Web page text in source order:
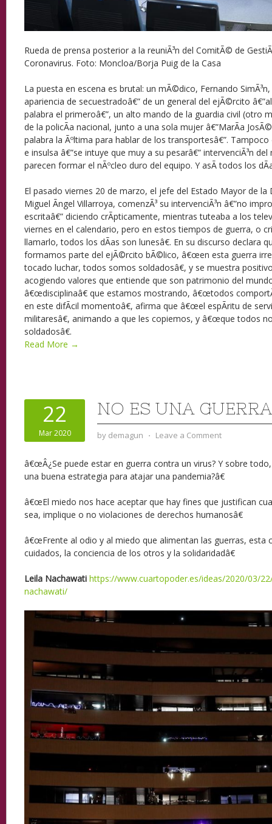
Rueda de prensa posterior a la reuniÃ³n del ComitÃ© de
Coronavirus. Foto: Moncloa/Borja Puig de la Casa
La puesta en escena es brutal: un mÃ©dico, Fernando
apariencia de secuestradoâ€” de un general del ejÃ©rcito
palabra el primeroâ€”, un alto mando de la guardia civil (otro
de la policÃ­a nacional, junto a una sola mujer â€”MarÃ­a
palabra la Ãºltima para hablar de los transportesâ€”.
e insulsa â€”se intuye que muy a su pesarâ€” intervenciÃ³n
parecen formar el nÃºcleo duro del equipo. Y asÃ­ todos los
El pasado viernes 20 de marzo, el jefe del Estado Mayor de la
Miguel Ãngel Villarroya, comenzÃ³ su intervenciÃ³n â€”no
escritaâ€” diciendo crÃ­pticamente, mientras tuteaba a los
viernes en el calendario, pero en estos tiempos de guerra, o
llamarlo, todos los dÃ­as son lunesâ€. En su discurso declara
formamos parte del ejÃ©rcito bÃ©lico, â€œen esta guerra
tocado luchar, todos somos soldadosâ€, y se muestra
acogiendo valores que entiende que son patrimonio del
â€œdisciplinaâ€ que estamos mostrando, â€œtodos
en este difÃ­cil momentoâ€, afirma que â€œel espÃ­ritu de
militaresâ€, animando a que les copiemos, y â€œque todos
soldadosâ€.
Read More →
22
Mar 2020
NO ES UNA GUERRA
by demagun ⋅ Leave a Comment
â€œÂ¿Se puede estar en guerra contra un virus? Y sobre
una buena estrategia para atajar una pandemia?â€
â€œEl miedo nos hace aceptar que hay fines que justifican
sea, implique o no violaciones de derechos humanosâ€
â€œFrente al odio y al miedo que alimentan las guerras, esta
cuidados, la conciencia de los otros y la solidaridadâ€
Leila Nachawati https://www.cuartopoder.es/ideas/2020/03/
nachawati/